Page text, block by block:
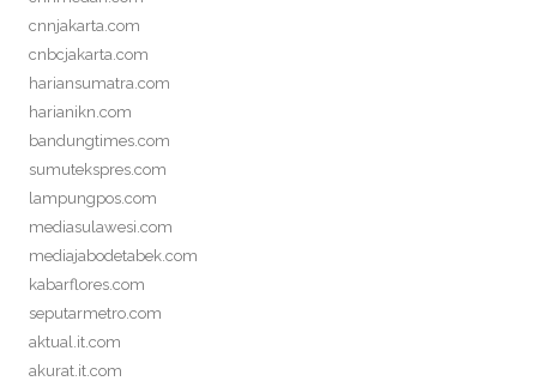
cnnjakarta.com
cnbcjakarta.com
hariansumatra.com
harianikn.com
bandungtimes.com
sumutekspres.com
lampungpos.com
mediasulawesi.com
mediajabodetabek.com
kabarflores.com
seputarmetro.com
aktual.it.com
akurat.it.com